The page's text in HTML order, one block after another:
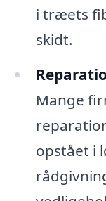
i træets
skidt.
Mange
opstået i